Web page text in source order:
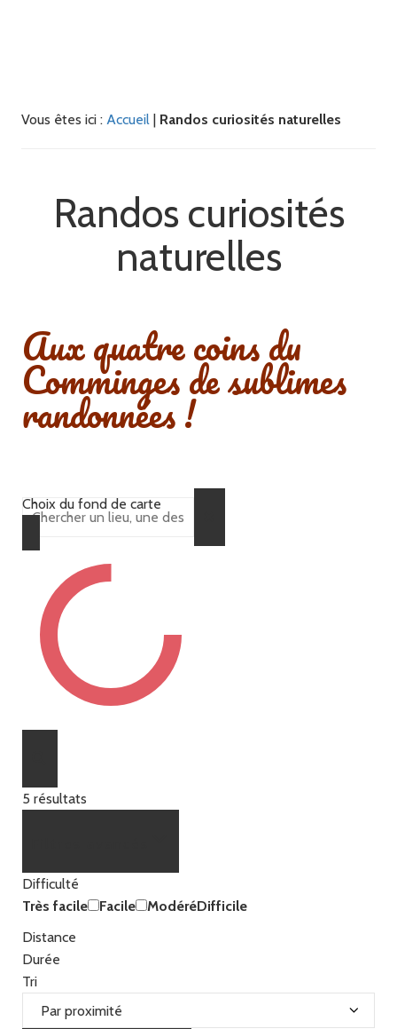
Vous êtes ici : Accueil | Randos curiosités naturelles
Randos curiosités
naturelles
Aux quatre coins du
Comminges de sublimes
randonnées !
5 résultats
Difficulté
Aucun
trouvé
Très facile Facile ModéréAucun
Difficile
Distance
Durée
Tri
Choix du fond de carte